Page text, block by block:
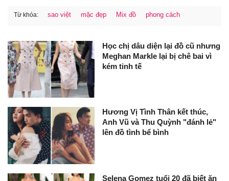
Từ khóa: sao việt mặc đẹp Mix đồ phong cách
Học chị dâu diện lại đồ cũ nhưng
Meghan Markle lại bị chê bai vì
kém tinh tế
Hương Vị Tình Thân kết thúc,
Anh Vũ và Thu Quỳnh "đánh lẻ"
lên đồ tình bể bình
Selena Gomez tuổi 20 đã biết ăn